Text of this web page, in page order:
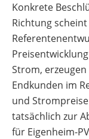
Konkrete
Richtung
Strom,
Endkunden im
und
tatsächlich zur
für Eigenheim-